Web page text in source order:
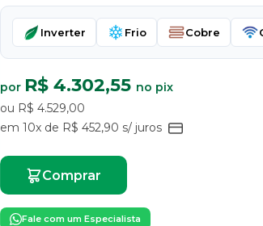
Inverter Frio Cobre
por R$ 4.302,55 no pix
ou R$ 4.529,00
em 10x de R$ 452,90 s/ juros
Comprar
Fale com um Especialista